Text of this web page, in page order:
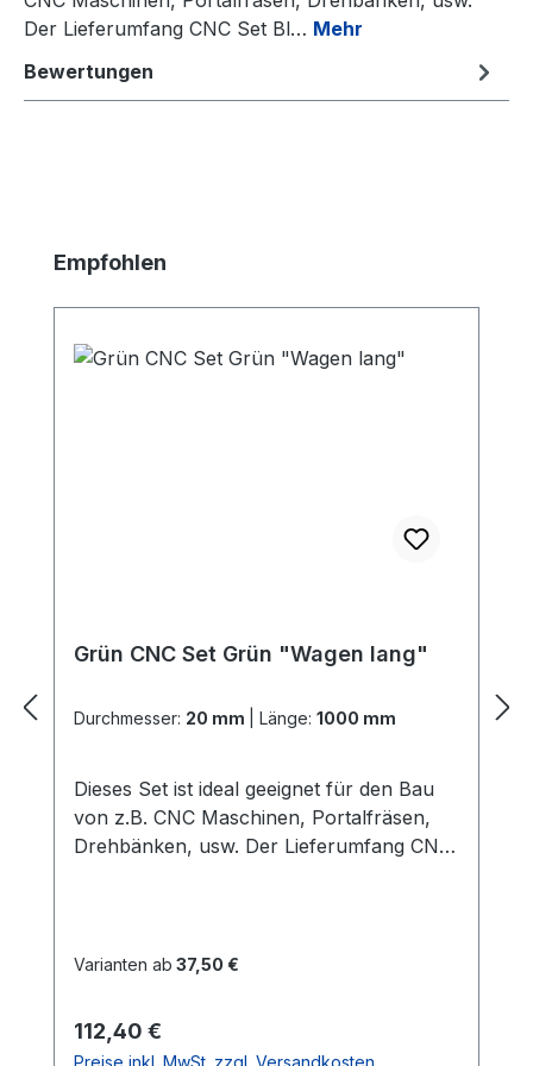
Der Lieferumfang CNC Set Bl… Mehr
Bewertungen
Produktgalerie überspringen
Empfohlen
Grün CNC Set Grün "Wagen lang"
Durchmesser: 20 mm Länge: 1000 mm
Dieses Set ist ideal geeignet für den Bau
von z.B. CNC Maschinen, Portalfräsen,
Drehbänken, usw. Der Lieferumfang CNC
60 HRC 2x ALU -
(dieses ist die stabilere
Varianten ab 37,50 €
Regulärer Preis:
112,40 €
Preise inkl. MwSt. zzgl. Versandkosten